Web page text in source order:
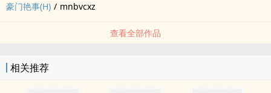
豪门艳事(H) / mnbvcxz
查看全部作品
相关推荐